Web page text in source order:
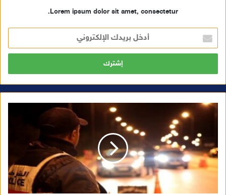
Lorem ipsum dolor sit amet, consectetur.
خ
ل
ر
ا
ر
و
ن